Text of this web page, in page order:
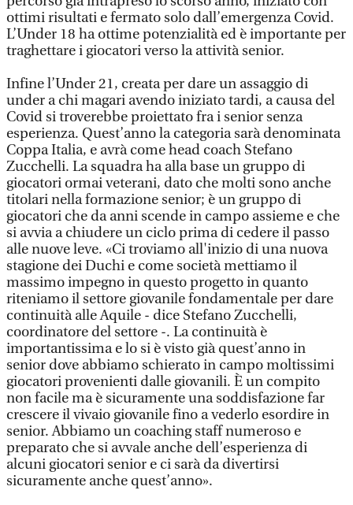
ottimi risultati e fermato solo dall’emergenza Covid.
L’Under 18 ha ottime potenzialità ed è importante per
traghettare i giocatori verso la attività senior.
Infine l’Under 21, creata per dare un assaggio di
under a chi magari avendo iniziato tardi, a causa del
Covid si troverebbe proiettato fra i senior senza
esperienza. Quest’anno la categoria sarà denominata
Coppa Italia, e avrà come head coach Stefano
Zucchelli. La squadra ha alla base un gruppo di
giocatori ormai veterani, dato che molti sono anche
titolari nella formazione senior; è un gruppo di
giocatori che da anni scende in campo assieme e che
si avvia a chiudere un ciclo prima di cedere il passo
alle nuove leve. «Ci troviamo all'inizio di una nuova
stagione dei Duchi e come società mettiamo il
massimo impegno in questo progetto in quanto
riteniamo il settore giovanile fondamentale per dare
continuità alle Aquile - dice Stefano Zucchelli,
coordinatore del settore -. La continuità è
importantissima e lo si è visto già quest’anno in
senior dove abbiamo schierato in campo moltissimi
giocatori provenienti dalle giovanili. È un compito
non facile ma è sicuramente una soddisfazione far
crescere il vivaio giovanile fino a vederlo esordire in
senior. Abbiamo un coaching staff numeroso e
preparato che si avvale anche dell’esperienza di
alcuni giocatori senior e ci sarà da divertirsi
sicuramente anche quest’anno».